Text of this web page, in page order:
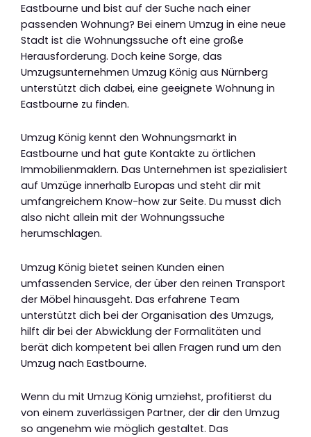
Eastbourne und bist auf der Suche nach einer
passenden Wohnung? Bei einem Umzug in eine neue
Stadt ist die Wohnungssuche oft eine große
Herausforderung. Doch keine Sorge, das
Umzugsunternehmen Umzug König aus Nürnberg
unterstützt dich dabei, eine geeignete Wohnung in
Eastbourne zu finden.
Umzug König kennt den Wohnungsmarkt in
Eastbourne und hat gute Kontakte zu örtlichen
Immobilienmaklern. Das Unternehmen ist spezialisiert
auf Umzüge innerhalb Europas und steht dir mit
umfangreichem Know-how zur Seite. Du musst dich
also nicht allein mit der Wohnungssuche
herumschlagen.
Umzug König bietet seinen Kunden einen
umfassenden Service, der über den reinen Transport
der Möbel hinausgeht. Das erfahrene Team
unterstützt dich bei der Organisation des Umzugs,
hilft dir bei der Abwicklung der Formalitäten und
berät dich kompetent bei allen Fragen rund um den
Umzug nach Eastbourne.
Wenn du mit Umzug König umziehst, profitierst du
von einem zuverlässigen Partner, der dir den Umzug
so angenehm wie möglich gestaltet. Das